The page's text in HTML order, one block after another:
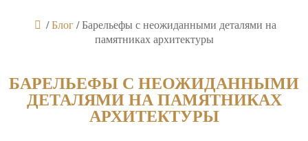
/Блог /Барельефы с неожиданными деталями на
памятниках архитектуры
БАРЕЛЬЕФЫ С НЕОЖИДАННЫМИ
ДЕТАЛЯМИ НА ПАМЯТНИКАХ
АРХИТЕКТУРЫ